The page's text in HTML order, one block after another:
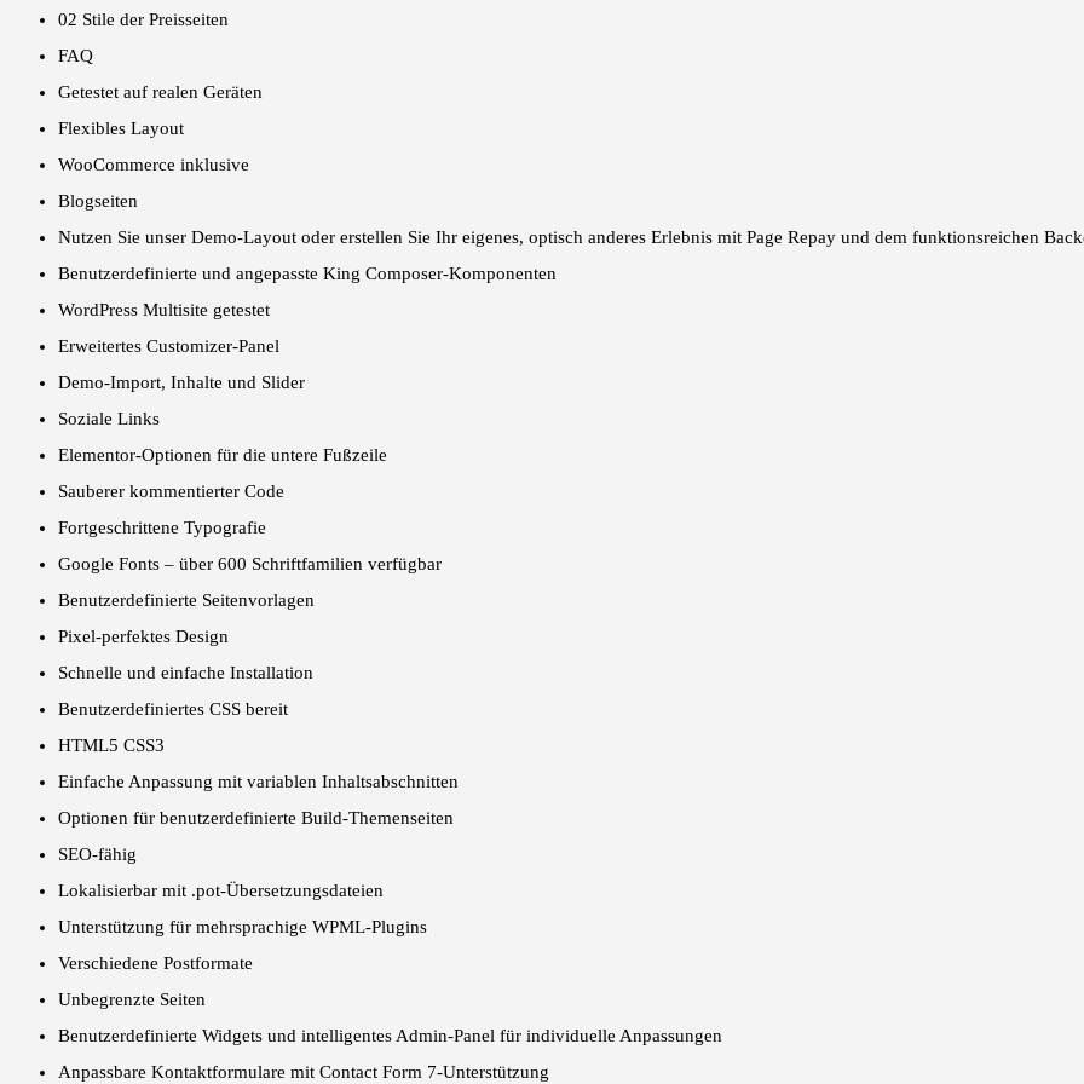
02 Stile der Preisseiten
FAQ
Getestet auf realen Geräten
Flexibles Layout
WooCommerce inklusive
Blogseiten
Nutzen Sie unser Demo-Layout oder erstellen Sie Ihr eigenes, optisch anderes Erlebnis mit Page Repay und dem funktionsreichen
Benutzerdefinierte und angepasste King Composer-Komponenten
WordPress Multisite getestet
Erweitertes Customizer-Panel
Demo-Import, Inhalte und Slider
Soziale Links
Elementor-Optionen für die untere Fußzeile
Sauberer kommentierter Code
Fortgeschrittene Typografie
Google Fonts – über 600 Schriftfamilien verfügbar
Benutzerdefinierte Seitenvorlagen
Pixel-perfektes Design
Schnelle und einfache Installation
Benutzerdefiniertes CSS bereit
HTML5 CSS3
Einfache Anpassung mit variablen Inhaltsabschnitten
Optionen für benutzerdefinierte Build-Themenseiten
SEO-fähig
Lokalisierbar mit .pot-Übersetzungsdateien
Unterstützung für mehrsprachige WPML-Plugins
Verschiedene Postformate
Unbegrenzte Seiten
Benutzerdefinierte Widgets und intelligentes Admin-Panel für individuelle Anpassungen
Anpassbare Kontaktformulare mit Contact Form 7-Unterstützung